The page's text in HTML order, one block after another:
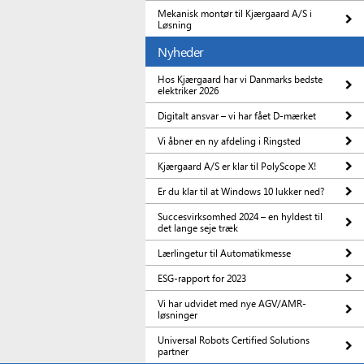
Mekanisk montør til Kjærgaard A/S i
Løsning
Nyheder
Hos Kjærgaard har vi Danmarks bedste
elektriker 2026
Digitalt ansvar – vi har fået D-mærket
Vi åbner en ny afdeling i Ringsted
Kjærgaard A/S er klar til PolyScope X!
Er du klar til at Windows 10 lukker ned?
Succesvirksomhed 2024 – en hyldest til
det lange seje træk
Lærlingetur til Automatikmesse
ESG-rapport for 2023
Vi har udvidet med nye AGV/AMR-
løsninger
Universal Robots Certified Solutions
partner